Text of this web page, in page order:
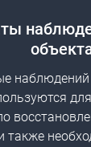
также